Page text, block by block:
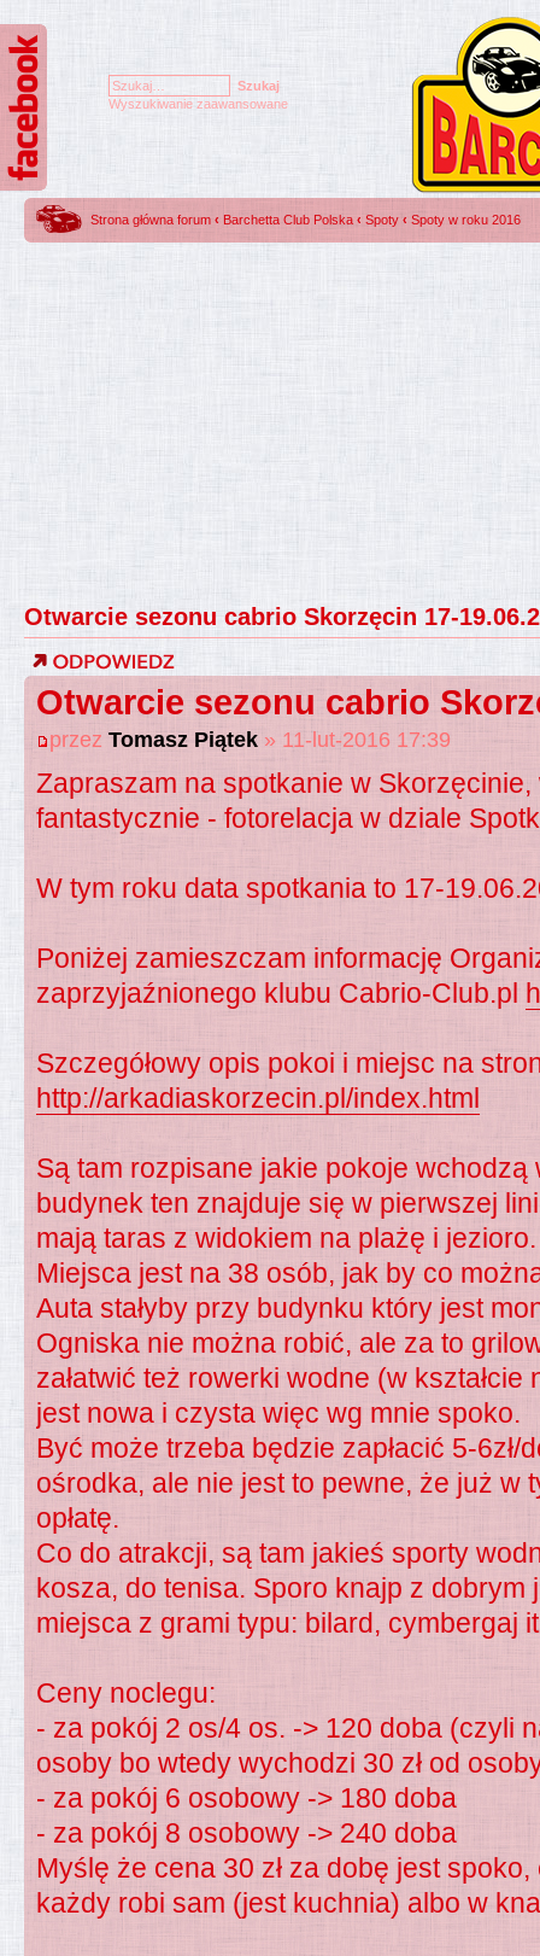
Wyszukiwanie zaawansowane
Strona główna forum ‹ Barchetta Club Polska ‹ Spoty ‹ Spoty w roku 2016
Otwarcie sezonu cabrio Skorzęcin 17-
Otwarcie sezonu cabrio
przez Tomasz Piątek » 11-lut-2016 17:39
Zapraszam na spotkanie w Skorzęcinie,
fantastycznie - fotorelacja w dziale
W tym roku data spotkania to 17-
Poniżej zamieszczam informację
zaprzyjaźnionego klubu Cabrio-Club.pl
Szczegółowy opis pokoi i miejsc na
http://arkadiaskorzecin.pl/index.html
Są tam rozpisane jakie pokoje wchodzą
budynek ten znajduje się w pierwszej
mają taras z widokiem na plażę i jezioro.
Miejsca jest na 38 osób, jak by co
Auta stałyby przy budynku który jest
Ogniska nie można robić, ale za to
załatwić też rowerki wodne (w kształcie
jest nowa i czysta więc wg mnie spoko.
Być może trzeba będzie zapłacić 5-
ośrodka, ale nie jest to pewne, że już w
opłatę.
Co do atrakcji, są tam jakieś sporty
kosza, do tenisa. Sporo knajp z dobrym
miejsca z grami typu: bilard, cymbergaj
Ceny noclegu:
- za pokój 2 os/4 os. -> 120 doba (czyli
osoby bo wtedy wychodzi 30 zł od
- za pokój 6 osobowy -> 180 doba
- za pokój 8 osobowy -> 240 doba
Myślę że cena 30 zł za dobę jest
każdy robi sam (jest kuchnia) albo w